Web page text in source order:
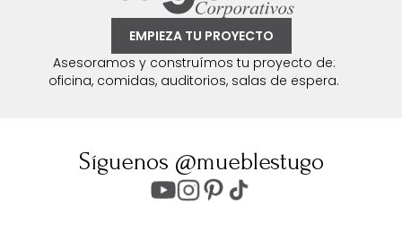
EMPIEZA TU PROYECTO
Asesoramos y construímos tu proyecto de:
oficina, comidas, auditorios, salas de espera.
Síguenos @mueblestugo